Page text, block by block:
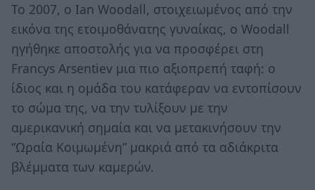
Το 2007, ο Ian Woodall, στοιχειωμένος από την
εικόνα της ετοιμοθάνατης γυναίκας, ο Woodall
ηγήθηκε αποστολής για να προσφέρει στη
Francys Arsentiev μια πιο αξιοπρεπή ταφή: ο
ίδιος και η ομάδα του κατάφεραν να εντοπίσουν
το σώμα της, να την τυλίξουν με την
αμερικανική σημαία και να μετακινήσουν την
“Ωραία Κοιμωμένη” μακριά από τα αδιάκριτα
βλέμματα των καμερών.